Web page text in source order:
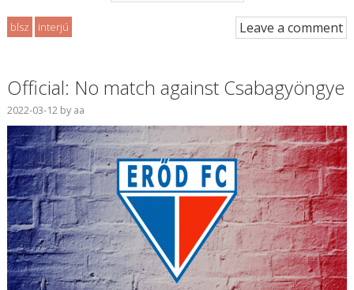
blsz interjú Leave a comment
Official: No match against Csabagyöngye
2022-03-12byaa